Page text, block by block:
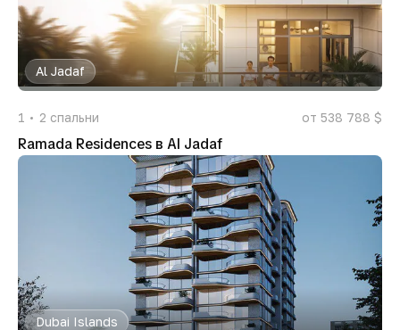
Al Jadaf
1 2 спальни от 538 788 $
Ramada Residences в Al Jadaf
Dubai Islands